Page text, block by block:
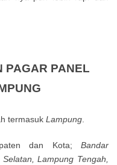
PAGAR PANEL
termasuk Lampung
dan Kota; Bandar
Lampung Tengah,